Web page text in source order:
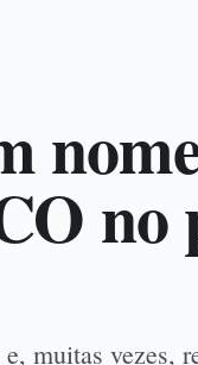
no
muitas vezes,